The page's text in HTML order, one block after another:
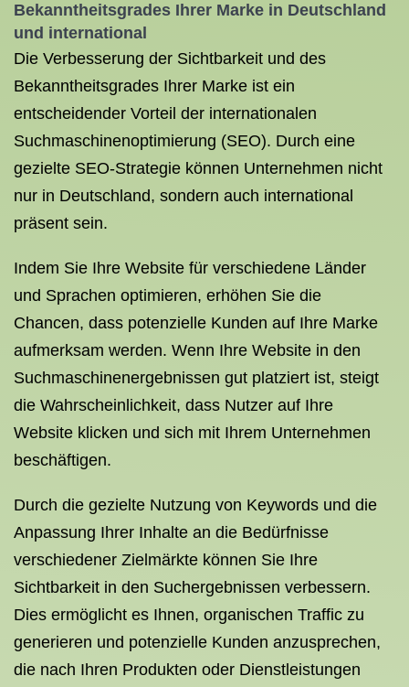
Bekanntheitsgrades Ihrer Marke in Deutschland
und international
Die Verbesserung der Sichtbarkeit und des
Bekanntheitsgrades Ihrer Marke ist ein
entscheidender Vorteil der internationalen
Suchmaschinenoptimierung (SEO). Durch eine
gezielte SEO-Strategie können Unternehmen nicht
nur in Deutschland, sondern auch international
präsent sein.
Indem Sie Ihre Website für verschiedene Länder
und Sprachen optimieren, erhöhen Sie die
Chancen, dass potenzielle Kunden auf Ihre Marke
aufmerksam werden. Wenn Ihre Website in den
Suchmaschinenergebnissen gut platziert ist, steigt
die Wahrscheinlichkeit, dass Nutzer auf Ihre
Website klicken und sich mit Ihrem Unternehmen
beschäftigen.
Durch die gezielte Nutzung von Keywords und die
Anpassung Ihrer Inhalte an die Bedürfnisse
verschiedener Zielmärkte können Sie Ihre
Sichtbarkeit in den Suchergebnissen verbessern.
Dies ermöglicht es Ihnen, organischen Traffic zu
generieren und potenzielle Kunden anzusprechen,
die nach Ihren Produkten oder Dienstleistungen